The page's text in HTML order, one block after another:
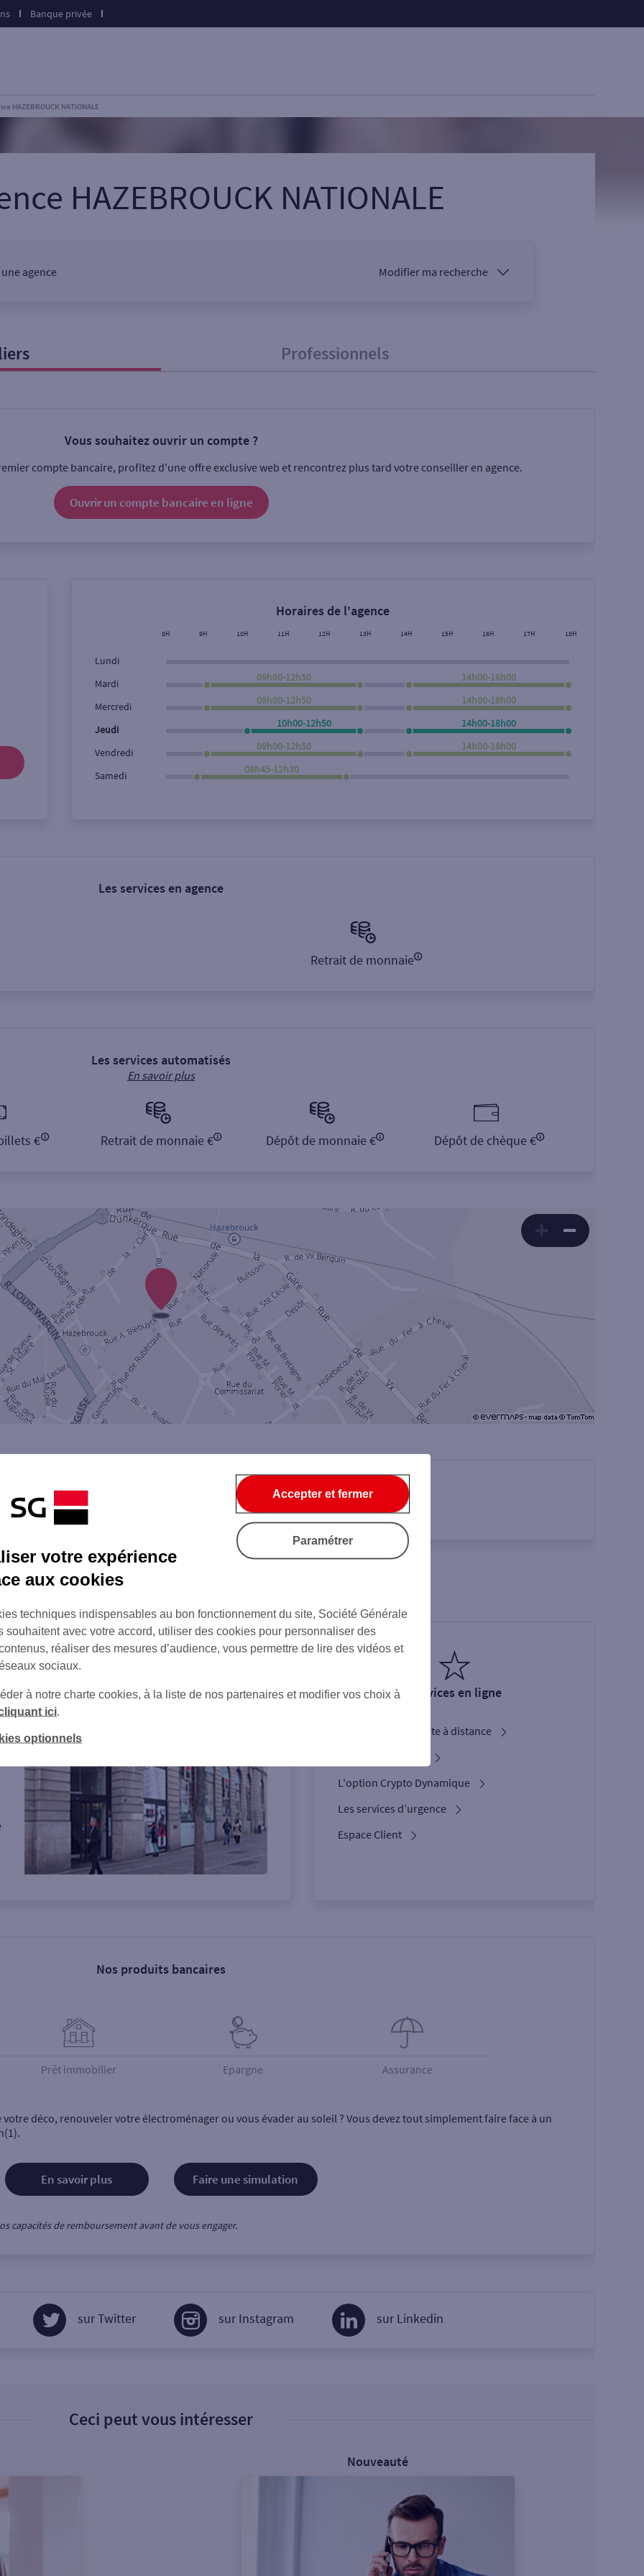
Banque privée
HAZEBROUCK NATIONALE
HAZEBROUCK NATIONALE
agence Modifier ma recherche
Ouverte le lundi Coffre-fort
Professionnels
Vous souhaitez ouvrir un compte ?
compte bancaire, profitez d'une offre exclusive web et rencontrez plus tard votre conseiller en agence.
Ouvrir un compte bancaire en ligne
Horaires de l'agence
8H 9H 10H 11H 12H 13H 14H 15H 16H 17H 18H
Lundi
Mardi
09h00-12h50 14h00-18h00
Mercredi
09h00-12h50 14h00-18h00
Jeudi
10h00-12h50 14h00-18h00
Vendredi
09h00-12h50 14h00-18h00
Samedi
08h45-12h30
Les services en agence
Retrait de monnaie
Les services automatisés
En savoir plus
€ Retrait de monnaie € Dépôt de monnaie € Dépôt de chèque €
Par SMS Par Mail
Tout ce qu'il faut savoir...
de l'agence Services en ligne
Ouverture de compte à distance
L'option Crypto Dynamique
Les services d’urgence
Espace Client
Nos produits bancaires
déco, renouveler votre électroménager ou vous évader au soleil ? Vous devez tout simplement faire face à un
En savoir plus Faire une simulation
capacités de remboursement avant de vous engager.
Prêt immobilier Epargne Assurance
sur Twitter sur Instagram sur Linkedin
Ceci peut vous intéresser
Nouveauté
votre expérience
aux cookies
techniques indispensables au bon fonctionnement du site, Société Générale
souhaitent avec votre accord, utiliser des cookies pour personnaliser des
réaliser des mesures d’audience, vous permettre de lire des vidéos et
sociaux.
à notre charte cookies, à la liste de nos partenaires et modifier vos choix à
ici.
optionnels
Accepter et fermer
Paramétrer